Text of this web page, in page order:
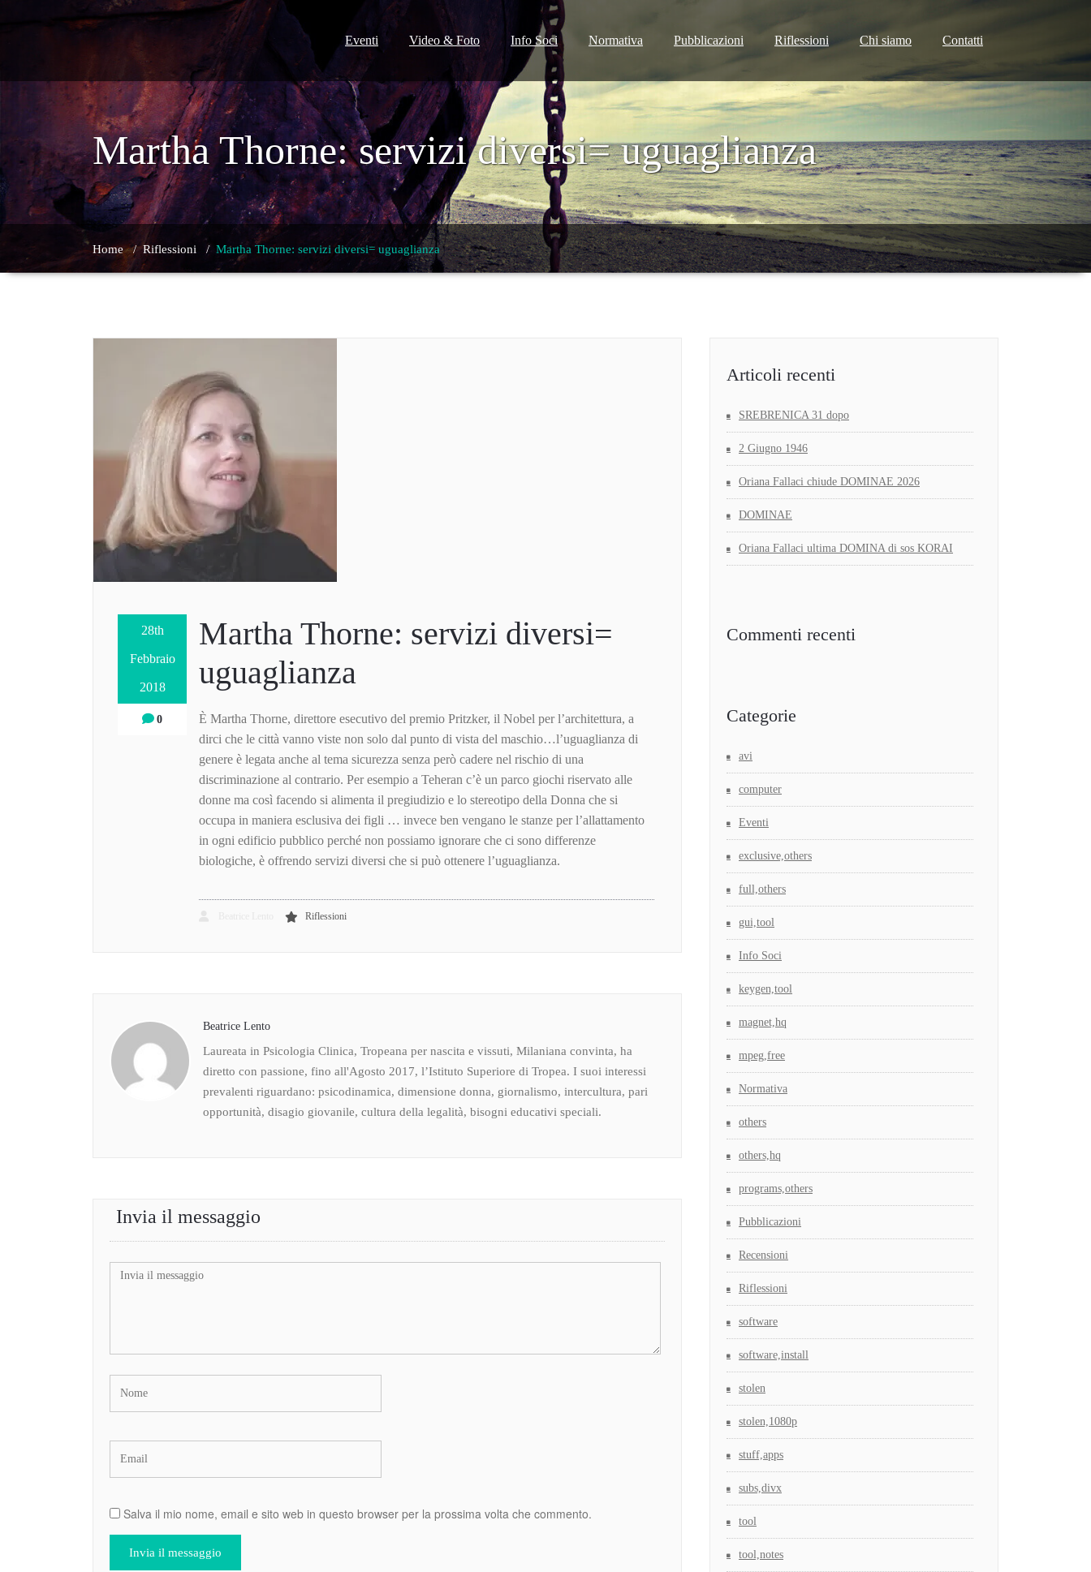
Eventi Video & Foto Info Soci Normativa Pubblicazioni Riflessioni Chi siamo Contatti
Martha Thorne: servizi diversi= uguaglianza
Home/Riflessioni / Martha Thorne: servizi diversi= uguaglianza
28th
Febbraio
2018
0
Martha Thorne: servizi diversi=
uguaglianza
È Martha Thorne, direttore esecutivo del premio Pritzker, il Nobel per l’architettura, a
dirci che le città vanno viste non solo dal punto di vista del maschio…l’uguaglianza di
genere è legata anche al tema sicurezza senza però cadere nel rischio di una
discriminazione al contrario. Per esempio a Teheran c’è un parco giochi riservato alle
donne ma così facendo si alimenta il pregiudizio e lo stereotipo della Donna che si
occupa in maniera esclusiva dei figli … invece ben vengano le stanze per l’allattamento
in ogni edificio pubblico perché non possiamo ignorare che ci sono differenze
biologiche, è offrendo servizi diversi che si può ottenere l’uguaglianza.
Riflessioni
Beatrice Lento
Laureata in Psicologia Clinica, Tropeana per nascita e vissuti, Milaniana convinta, ha
diretto con passione, fino all'Agosto 2017, l’Istituto Superiore di Tropea. I suoi interessi
prevalenti riguardano: psicodinamica, dimensione donna, giornalismo, intercultura, pari
opportunità, disagio giovanile, cultura della legalità, bisogni educativi speciali.
Invia il messaggio
Salva il mio nome, email e sito web in questo browser per la prossima volta che commento.
Articoli recenti
SREBRENICA 31 dopo
2 Giugno 1946
Oriana Fallaci chiude DOMINAE 2026
DOMINAE
Oriana Fallaci ultima DOMINA di sos KORAI
Commenti recenti
Categorie
avi
computer
Eventi
exclusive,others
full,others
gui,tool
Info Soci
keygen,tool
magnet,hq
mpeg,free
Normativa
others
others,hq
programs,others
Pubblicazioni
Recensioni
Riflessioni
software
software,install
stolen
stolen,1080p
stuff,apps
subs,divx
tool
tool,notes